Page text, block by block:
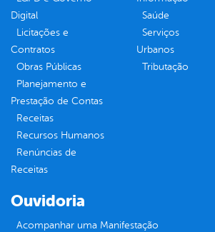
Digital
Licitações e
Contratos
Obras Públicas
Planejamento e
Prestação de Contas
Receitas
Recursos Humanos
Renúncias de
Receitas
Saúde
Serviços
Urbanos
Tributação
Ouvidoria
Acompanhar uma Manifestação